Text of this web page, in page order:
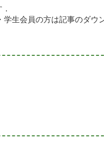
生会員の方は記事のダウ